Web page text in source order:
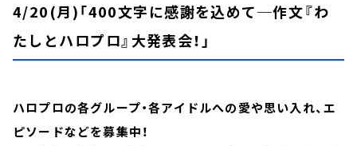
4/20(月)「400文字に感謝を込めて─作文『わ
たしとハロプロ』大発表会！」
ハロプロの各グループ・各アイドルへの愛や思い入れ、エ
ピソードなどを募集中！